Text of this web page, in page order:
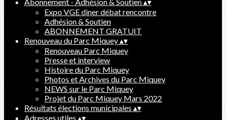
Expo VGE diner débat rencontre
Adhésion & Soutien
ABONNEMENT GRATUIT
Renouveau du Parc Miquey▴▾
Renouveau Parc Miquey
Presse et interview
Histoire du Parc Miquey
Photos et Archives du Parc Miquey
NEWS sur le Parc Miquey
Projet du Parc Miquey Mars 2022
Résultats élections municipales ▴▾
Adresses utiles ▴▾